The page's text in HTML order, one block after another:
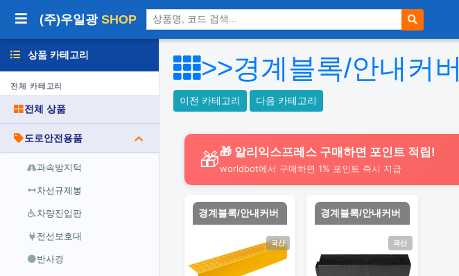
(주)우일광 SHOP 상품 검색
상품 카테고리
전체 카테고리
전체 상품
도로안전용품
과속방지턱
차선규제봉
차량진입판
전선보호대
반사경
>>경계블록/안내커버
이전 카테고리 다음 카테고리
🎁🎁 알리익스프레스 구매하면 포인트 적립!
worldbot에서 구매하면 1% 포인트 즉시 지급
경계블록/안내커버
국산
경계블록/안내커버
국산